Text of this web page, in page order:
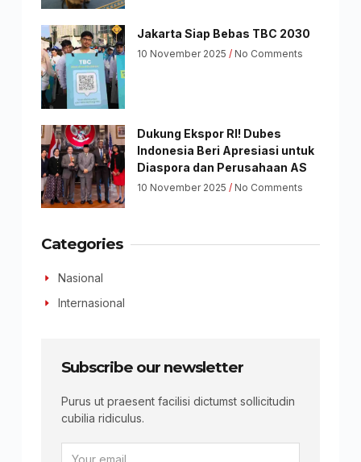
Jakarta Siap Bebas TBC 2030
10 November 2025 No Comments
Dukung Ekspor RI! Dubes
Indonesia Beri Apresiasi untuk
Diaspora dan Perusahaan AS
10 November 2025 No Comments
Categories
Nasional
Internasional
Subscribe our newsletter
Purus ut praesent facilisi dictumst sollicitudin
cubilia ridiculus.